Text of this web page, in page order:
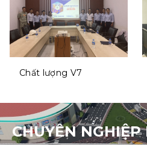
Chất lượng V7
CHUYÊN